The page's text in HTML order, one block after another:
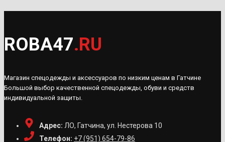
товара.
ROBA47.RU
Магазин спецодежды и аксессуаров по низким ценам в Гатчине
Большой выбор качественной спецодежды, обуви и средств
индивидуальной защиты.
Адрес: ЛО, Гатчина, ул. Нестерова 10
Телефон: +7 (951) 654-79-86